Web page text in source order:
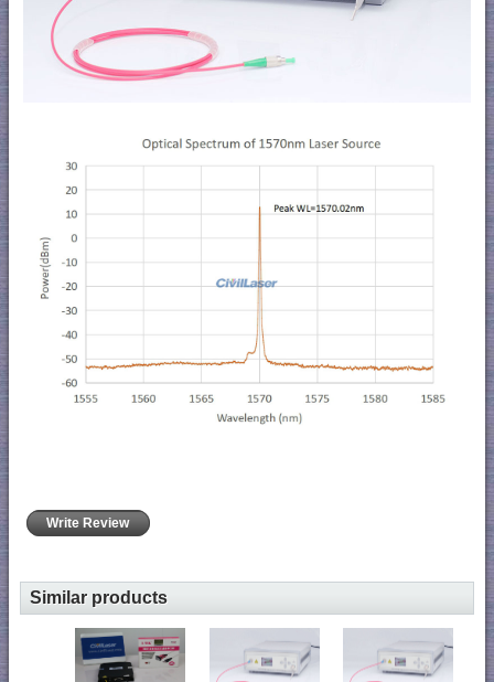
Write Review
Similar products